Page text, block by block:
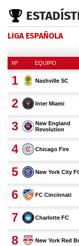
LIGA ESPAÑOLA